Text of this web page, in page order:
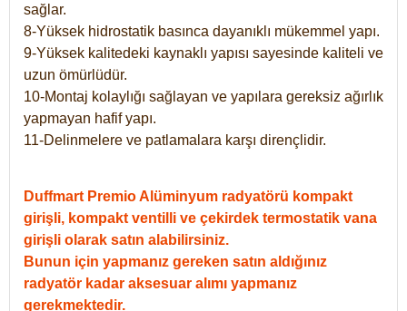
sağlar.
8-Yüksek hidrostatik basınca dayanıklı mükemmel yapı.
9-Yüksek kalitedeki kaynaklı yapısı sayesinde kaliteli ve
uzun ömürlüdür.
10-Montaj kolaylığı sağlayan ve yapılara gereksiz ağırlık
yapmayan hafif yapı.
11-Delinmelere ve patlamalara karşı dirençlidir.
Duffmart Premio Alüminyum radyatörü kompakt
girişli, kompakt ventilli ve çekirdek termostatik vana
girişli olarak satın alabilirsiniz.
Bunun için yapmanız gereken satın aldığınız
radyatör kadar aksesuar alımı yapmanız
gerekmektedir.